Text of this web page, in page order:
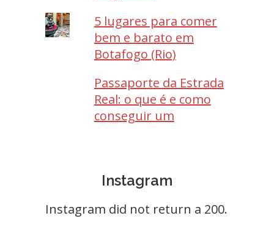
5 lugares para comer
bem e barato em
Botafogo (Rio)
Passaporte da Estrada
Real: o que é e como
conseguir um
Instagram
Instagram did not return a 200.